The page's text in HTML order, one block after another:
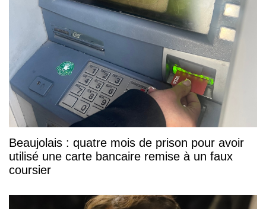
Beaujolais : quatre mois de prison pour avoir
utilisé une carte bancaire remise à un faux
coursier